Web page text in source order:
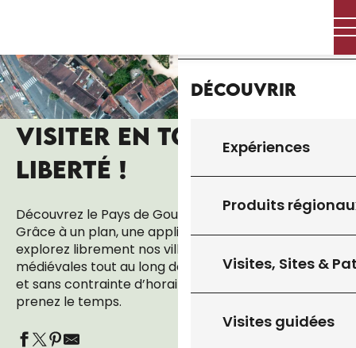
principal
Découvrir
Expériences
Produits
Visites, Sites &
Visites guidées
VISITER EN TOUTE
LIBERTÉ !
Découvrez le Pays de Gourdon à votre rythme.
Grâce à un plan, une application ou un guide,
explorez librement nos villages et ruelles
médiévales tout au long de l’année, selon vos envies
et sans contrainte d’horaires. Flânez, observez,
prenez le temps.